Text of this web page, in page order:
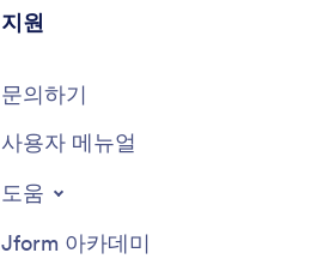
지원
문의하기
사용자 메뉴얼
도움
Jform 아카데미